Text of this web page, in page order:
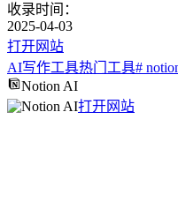
收录时间：
2025-04-03
打开网站
AI写作工具热门工具#
Notion AI
打开网站